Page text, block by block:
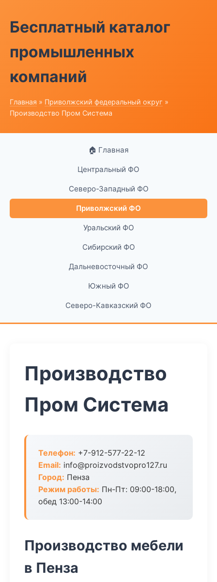
Бесплатный каталог
промышленных
компаний
Главная » Приволжский федеральный округ »
Производство Пром Система
🏠 Главная
Центральный ФО
Северо-Западный ФО
Приволжский ФО
Уральский ФО
Сибирский ФО
Дальневосточный ФО
Южный ФО
Северо-Кавказский ФО
Производство
Пром Система
Телефон: +7-912-577-22-12
Email: info@proizvodstvopro127.ru
Город: Пенза
Режим работы: Пн-Пт: 09:00-18:00,
обед 13:00-14:00
Производство мебели
в Пенза